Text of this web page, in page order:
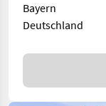
Bayern
Deutschland